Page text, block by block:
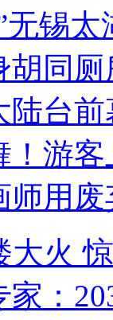
无锡
胡同
台
游客
师用
大火
：